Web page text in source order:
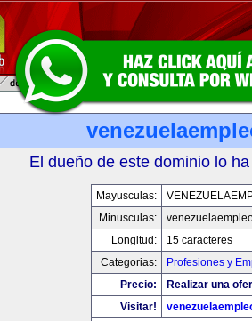
El dueño de este dominio lo
Mayusculas:
Minusculas:
Longitud:
15 caracteres
Categorias:
Profesiones y
Precio:
Realizar una
Visitar!